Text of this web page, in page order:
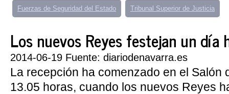
Fuerzas de Seguridad del Estado Tribunal Superior de Justicia
Los nuevos Reyes festejan un día
2014-06-19 Fuente: diariodenavarra.es
La recepción ha comenzado en el Salón
13.05 horas, cuando los nuevos Reyes